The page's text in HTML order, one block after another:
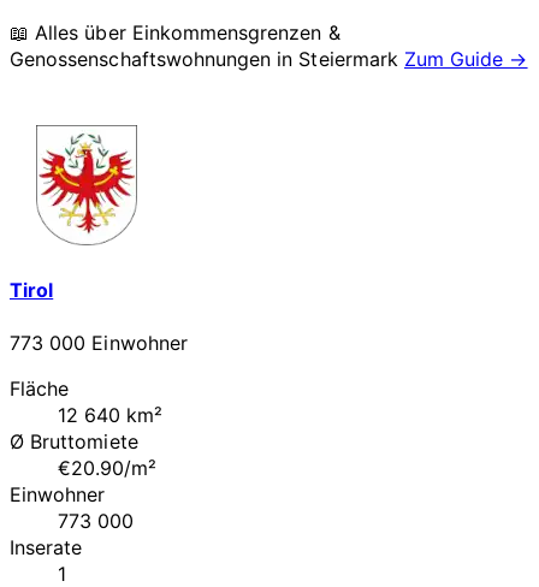
📖 Alles über Einkommensgrenzen &
Genossenschaftswohnungen in Steiermark Zum Guide →
Tirol
773 000 Einwohner
Fläche
12 640 km²
Ø Bruttomiete
€20.90/m²
Einwohner
773 000
Inserate
1